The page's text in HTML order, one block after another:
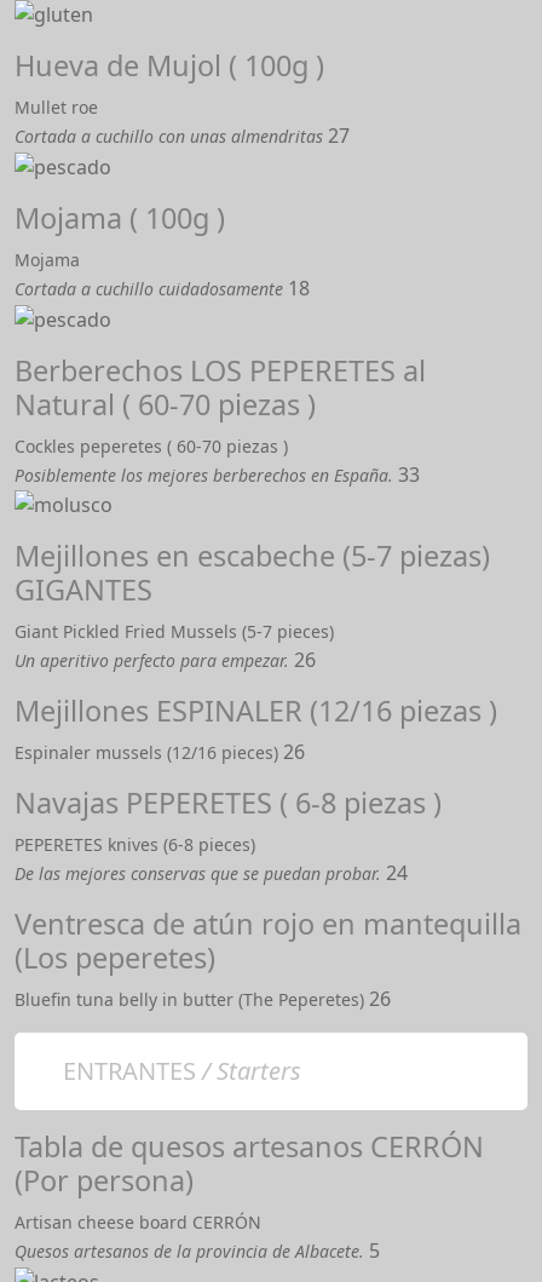
Hueva de Mujol ( 100g )
Mullet roe
Cortada a cuchillo con unas almendritas 27
Mojama ( 100g )
Mojama
Cortada a cuchillo cuidadosamente 18
Berberechos LOS PEPERETES al
Natural ( 60-70 piezas )
Cockles peperetes ( 60-70 piezas )
Posiblemente los mejores berberechos en España. 33
Mejillones en escabeche (5-7 piezas)
GIGANTES
Giant Pickled Fried Mussels (5-7 pieces)
Un aperitivo perfecto para empezar. 26
Mejillones ESPINALER (12/16 piezas )
Espinaler mussels (12/16 pieces) 26
Navajas PEPERETES ( 6-8 piezas )
PEPERETES knives (6-8 pieces)
De las mejores conservas que se puedan probar. 24
Ventresca de atún rojo en mantequilla
(Los peperetes)
Bluefin tuna belly in butter (The Peperetes) 26
ENTRANTES/ Starters
Tabla de quesos artesanos CERRÓN
(Por persona)
Artisan cheese board CERRÓN
Quesos artesanos de la provincia de Albacete. 5